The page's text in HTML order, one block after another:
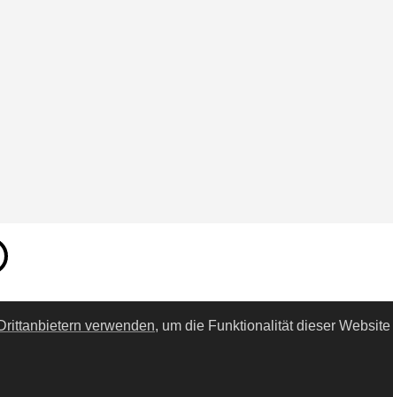
verwenden, um die Funktionalität dieser